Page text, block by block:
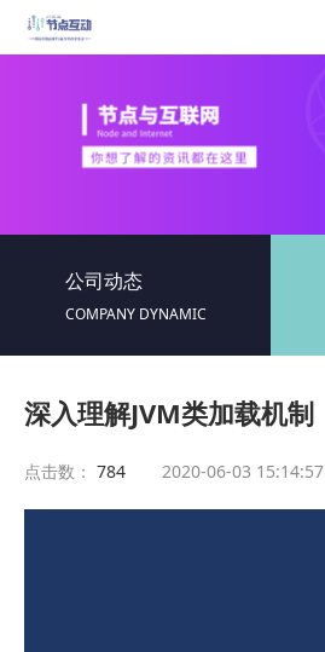
公司动态
COMPANY DYNAMIC
深入理解JVM类加载机制
点击数： 784 2020-06-03 15:14:57